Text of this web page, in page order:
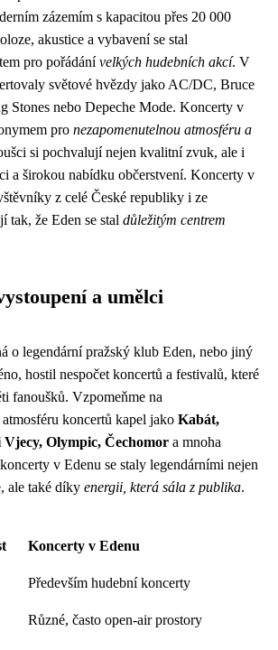
zázemím s kapacitou přes 20 000
akustice a vybavení se stal
pro pořádánívelkých hudebních akcí. V
světové hvězdy jako AC/DC, Bruce
Stones nebo Depeche Mode. Koncerty v
pro nezapomenutelnou atmosféru a
si pochvalují nejen kvalitní zvuk, ale i
a širokou nabídku občerstvení. Koncerty v
z celé České republiky i ze
tak, že Eden se stal důležitým centrem
a umělci
o legendární pražský klub Eden, nebo jiný
hostil nespočet koncertů a festivalů, které
fanoušků. Vzpomeňme na
koncertů kapel jako Kabát,
Olympic, Čechomor a mnoha
v Edenu se staly legendárními nejen
ale také díky energii, která sála z publika.
Koncerty v Edenu
Především hudební koncerty
Různé, často open-air prostory